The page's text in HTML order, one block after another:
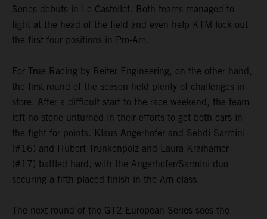
Series debuts in Le Castellet. Both teams managed to
fight at the head of the field and even help KTM lock out
the first four positions in Pro-Am.
For True Racing by Reiter Engineering, on the other hand,
the first round of the season held plenty of challenges in
store. After a difficult start to the race weekend, the team
left no stone unturned in their efforts to get both cars in
the fight for points. Klaus Angerhofer and Sehdi Sarmini
(#16) and Hubert Trunkenpolz and Laura Kraihamer
(#17) battled hard, with the Angerhofer/Sarmini duo
securing a fifth-placed finish in the Am class.
The next round of the GT2 European Series sees the